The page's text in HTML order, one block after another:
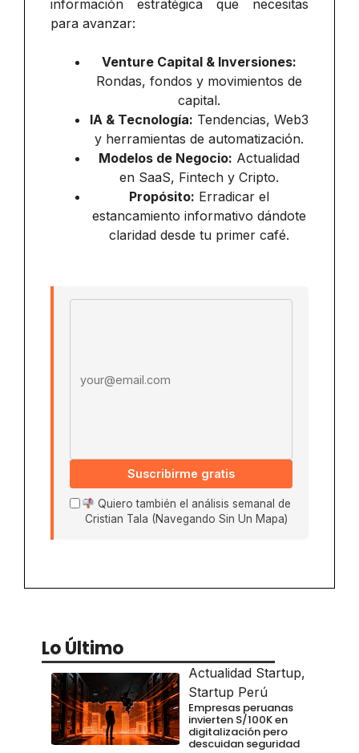
información estratégica que necesitas
para avanzar:
Venture Capital & Inversiones:
Rondas, fondos y movimientos de
capital.
IA & Tecnología: Tendencias, Web3
y herramientas de automatización.
Modelos de Negocio: Actualidad
en SaaS, Fintech y Cripto.
Propósito: Erradicar el
estancamiento informativo dándote
claridad desde tu primer café.
Suscribirme gratis
Quiero también el análisis semanal de
Cristian Tala (Navegando Sin Un Mapa)
Lo Último
Actualidad Startup,
Startup Perú
Empresas peruanas
invierten S/100K en
digitalización pero
descuidan seguridad